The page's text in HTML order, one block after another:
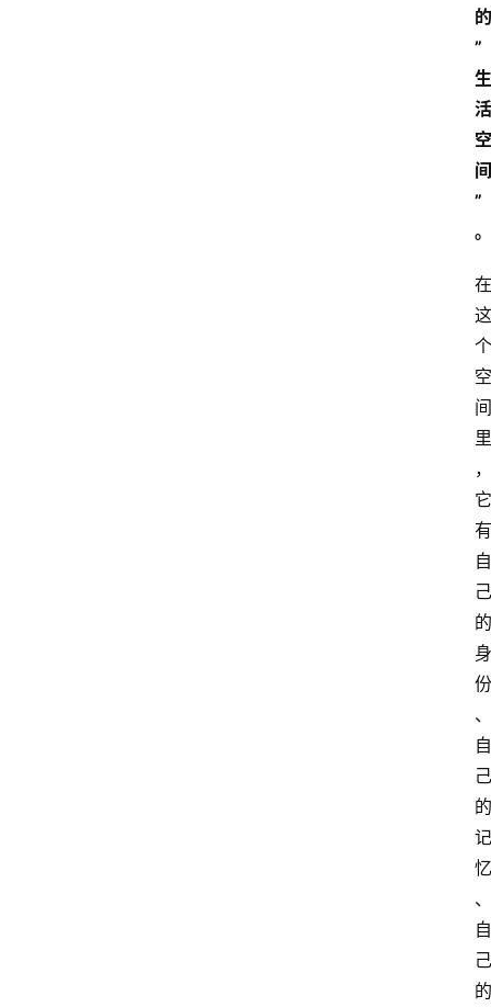
的
”
生
活
空
间
”
。
在
这
个
空
间
里
，
它
有
自
己
的
身
份
、
自
己
的
记
忆
、
自
己
的